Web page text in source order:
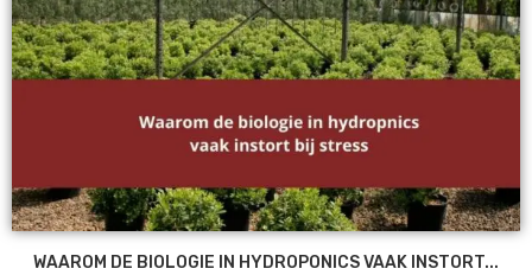
WAAROM DE BIOLOGIE IN HYDROPONICS VAAK INSTORT...